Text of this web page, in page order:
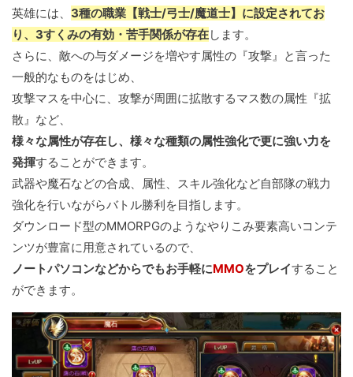
英雄には、 3種の職業【戦士/弓士/魔道士】に設定されてお
り、3すくみの有効・苦手関係が存在します。
さらに、敵への与ダメージを増やす属性の『攻撃』と言った
一般的なものをはじめ、
攻撃マスを中心に、攻撃が周囲に拡散するマス数の属性『拡
散』など、
様々な属性が存在し、様々な種類の属性強化で更に強い力を
発揮することができます。
武器や魔石などの合成、属性、スキル強化など自部隊の戦力
強化を行いながらバトル勝利を目指します。
ダウンロード型のMMORPGのようなやりこみ要素高いコンテ
ンツが豊富に用意されているので、
ノートパソコンなどからでもお手軽にMMOをプレイすること
ができます。